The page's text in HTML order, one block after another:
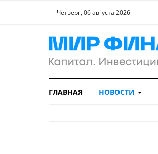
Четверг, 06 августа 2026
ГЛАВНАЯ НОВОСТИ